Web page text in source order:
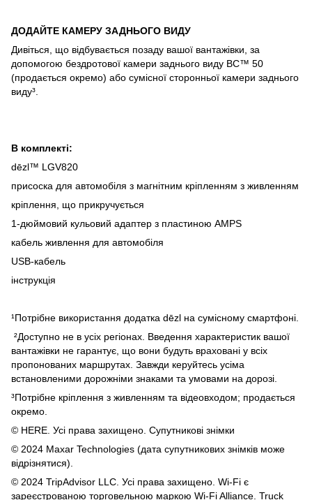
ДОДАЙТЕ КАМЕРУ ЗАДНЬОГО ВИДУ
Дивіться, що відбувається позаду вашої вантажівки, за
допомогою бездротової камери заднього виду BC™ 50
(продається окремо) або сумісної сторонньої камери заднього
виду³.
В комплекті:
dēzl™ LGV820
присоска для автомобіля з магнітним кріпленням з живленням
кріплення, що прикручується
1-дюймовий кульовий адаптер з пластиною AMPS
кабель живлення для автомобіля
USB-кабель
інструкція
¹Потрібне використання додатка dēzl на сумісному смартфоні.
²Доступно не в усіх регіонах. Введення характеристик вашої
вантажівки не гарантує, що вони будуть враховані у всіх
пропонованих маршрутах. Завжди керуйтесь усіма
встановленими дорожніми знаками та умовами на дорозі.
³Потрібне кріплення з живленням та відеовходом; продається
окремо.
© HERE. Усі права захищено. Супутникові знімки
© 2024 Maxar Technologies (дата супутникових знімків може
відрізнятися).
© 2024 TripAdvisor LLC. Усі права захищено. Wi-Fi є
зареєстрованою торговельною маркою Wi-Fi Alliance. Truck